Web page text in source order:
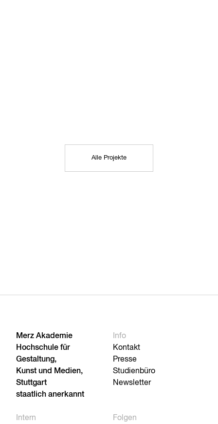
Alle Projekte
Merz Akademie
Hochschule für
Gestaltung,
Kunst und Medien,
Stuttgart
staatlich anerkannt
Info
Kontakt
Presse
Studienbüro
Newsletter
Intern Folgen